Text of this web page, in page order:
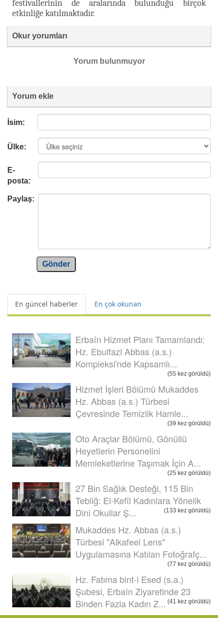
festivallerinin de aralarında bulunduğu birçok
etkinliğe katılmaktadır.
Okur yorumları
Yorum bulunmuyor
Yorum ekle
İsim:
Ülke:
E-
posta:
Paylaş:
Gönder
En güncel haberler En çok okunan
Erbaîn Hizmet Planı Tamamlandı:
Hz. Ebulfazl Abbas (a.s.)
Kompleksi'nde Kapsamlı...
(55 kez görüldü)
Hizmet İşleri Bölümü Mukaddes
Hz. Abbas (a.s.) Türbesi
Çevresinde Temizlik Hamle...
(39 kez görüldü)
Oto Araçlar Bölümü, Gönüllü
Heyetlerin Personelini
Memleketlerine Taşımak İçin A...
(25 kez görüldü)
27 Bin Sağlık Desteği, 115 Bin
Tebliğ: El-Kefîl Kadınlara Yönelik
Dini Okullar Ş...
(133 kez görüldü)
Mukaddes Hz. Abbas (a.s.)
Türbesi "Alkafeel Lens"
Uygulamasına Katılan Fotoğrafç...
(77 kez görüldü)
Hz. Fatıma bint-i Esed (s.a.)
Şubesi, Erbaîn Ziyaretinde 23
Binden Fazla Kadın Z... (41 kez görüldü)